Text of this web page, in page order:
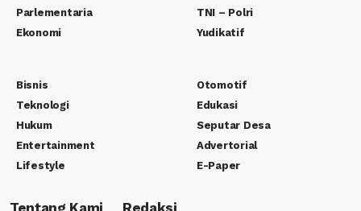
Parlementaria
Ekonomi
TNI – Polri
Yudikatif
Bisnis
Teknologi
Hukum
Entertainment
Lifestyle
Otomotif
Edukasi
Seputar Desa
Advertorial
E-Paper
Tentang Kami Redaksi